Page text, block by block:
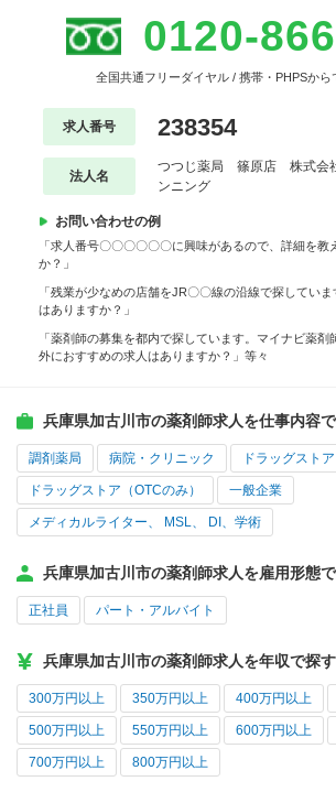
0120-
全国共通フリーダイヤル / 携帯・PHPSから
求人番号 238354
法人名
つつじ薬局 篠原店 株式会
ンニング
お問い合わせの例
「求人番号〇〇〇〇〇〇に興味があるので、詳細を教
か？」
「残業が少なめの店舗をJR〇〇線の沿線で探してい
はありますか？」
「薬剤師の募集を都内で探しています。マイナビ薬剤
外におすすめの求人はありますか？」等々
兵庫県加古川市の薬剤師求人を仕事内容
調剤薬局 病院・クリニック ドラッグスト
ドラッグストア（OTCのみ） 一般企業
メディカルライター、 MSL、 DI、学術
兵庫県加古川市の薬剤師求人を雇用形態
正社員 パート・アルバイト
兵庫県加古川市の薬剤師求人を年収で探す
300万円以上 350万円以上 400万円以上
500万円以上 550万円以上 600万円以上
700万円以上 800万円以上